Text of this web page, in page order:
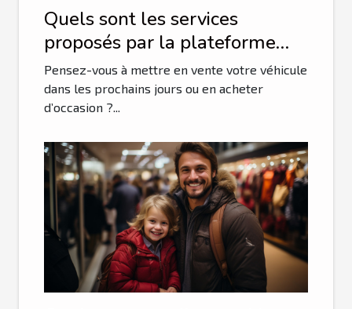
Quels sont les services
proposés par la plateforme
Auto portail et qu’en est-il de
sa fiabilité ?
Pensez-vous à mettre en vente votre véhicule
dans les prochains jours ou en acheter
d’occasion ?...